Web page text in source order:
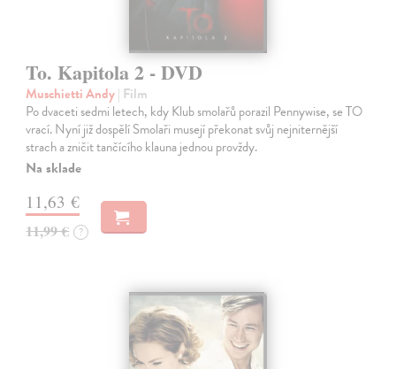
To. Kapitola 2 - DVD
Muschietti Andy| Film
Po dvaceti sedmi letech, kdy Klub smolařů porazil Pennywise, se TO
vrací. Nyní již dospělí Smolaři musejí překonat svůj nejniternější
strach a zničit tančícího klauna jednou provždy.
Na sklade
11,63 €
11,99 € ?